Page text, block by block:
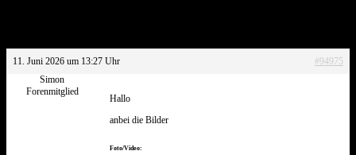
11. Juni 2026 um 13:27 Uhr
#94975
Simon
Forenmitglied
Hallo
anbei die Bilder
Foto/Video: